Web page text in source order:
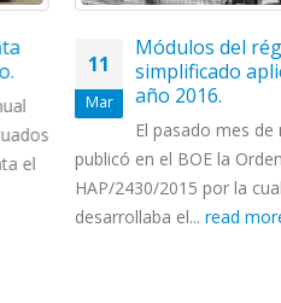
Módulos del régimen
simplificado
año 2016.
El pasado mes de
publicó en el BOE la Orden
HAP/2430/2015 por la cual se
desarrollaba el...read more